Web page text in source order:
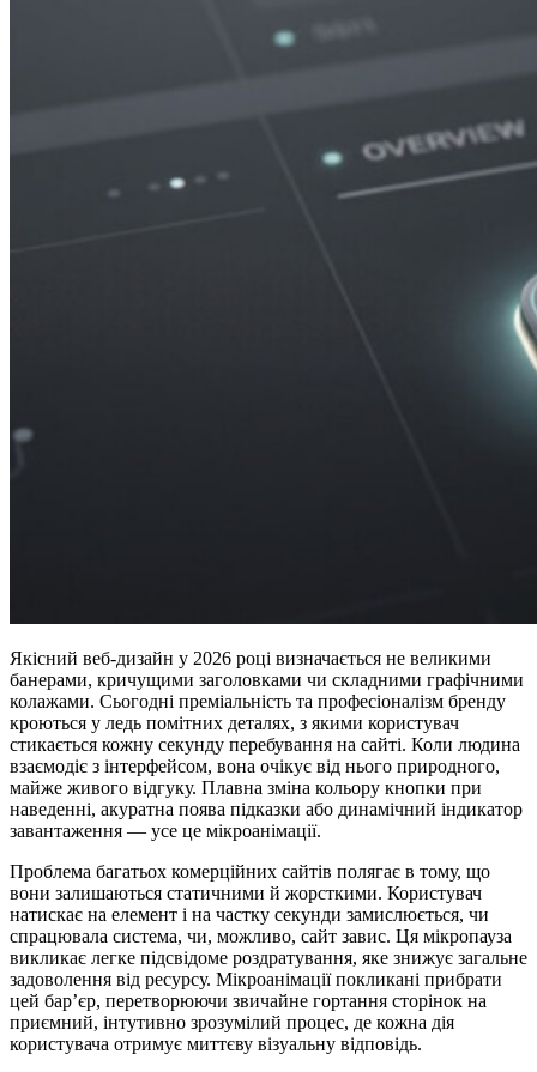
Якісний веб-дизайн у 2026 році визначається не великими
банерами, кричущими заголовками чи складними графічними
колажами. Сьогодні преміальність та професіоналізм бренду
кроються у ледь помітних деталях, з якими користувач
стикається кожну секунду перебування на сайті. Коли людина
взаємодіє з інтерфейсом, вона очікує від нього природного,
майже живого відгуку. Плавна зміна кольору кнопки при
наведенні, акуратна поява підказки або динамічний індикатор
завантаження — усе це мікроанімації.
Проблема багатьох комерційних сайтів полягає в тому, що
вони залишаються статичними й жорсткими. Користувач
натискає на елемент і на частку секунди замислюється, чи
спрацювала система, чи, можливо, сайт завис. Ця мікропауза
викликає легке підсвідоме роздратування, яке знижує загальне
задоволення від ресурсу. Мікроанімації покликані прибрати
цей бар’єр, перетворюючи звичайне гортання сторінок на
приємний, інтутивно зрозумілий процес, де кожна дія
користувача отримує миттєву візуальну відповідь.